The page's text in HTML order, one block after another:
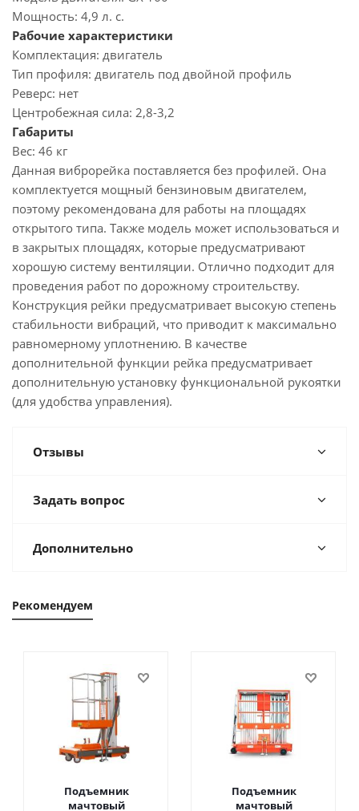
Мощность: 4,9 л. с.
Рабочие характеристики
Комплектация: двигатель
Тип профиля: двигатель под двойной профиль
Реверс: нет
Центробежная сила: 2,8-3,2
Габариты
Вес: 46 кг
Данная виброрейка поставляется без профилей. Она
комплектуется мощный бензиновым двигателем,
поэтому рекомендована для работы на площадях
открытого типа. Также модель может использоваться и
в закрытых площадях, которые предусматривают
хорошую систему вентиляции. Отлично подходит для
проведения работ по дорожному строительству.
Конструкция рейки предусматривает высокую степень
стабильности вибраций, что приводит к максимально
равномерному уплотнению. В качестве
дополнительной функции рейка предусматривает
дополнительную установку функциональной рукоятки
(для удобства управления).
Отзывы
Задать вопрос
Дополнительно
Рекомендуем
Подъемник
мачтовый
Подъемник
мачтовый